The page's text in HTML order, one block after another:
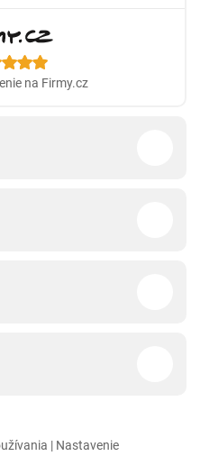
na Firmy.cz
| Nastavenie